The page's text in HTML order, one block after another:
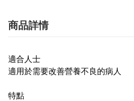
商品詳情
適合人士
適用於需要改善營養不良的病人
特點